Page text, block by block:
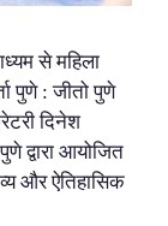
से महिला
पुणे : जीतो पुणे
दिनेश
द्वारा आयोजित
और ऐतिहासिक